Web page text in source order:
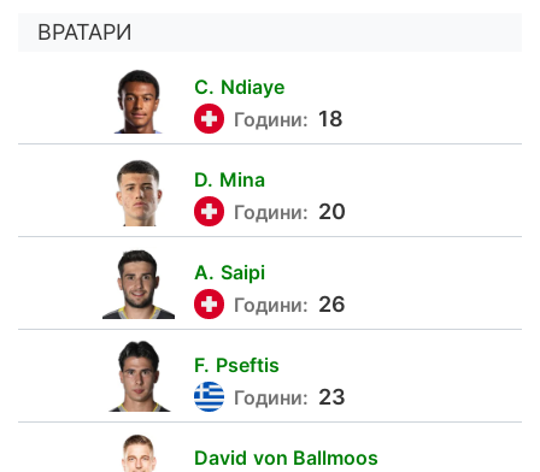
ВРАТАРИ
C. Ndiaye
Години: 18
D. Mina
Години: 20
A. Saipi
Години: 26
F. Pseftis
Години: 23
David von Ballmoos